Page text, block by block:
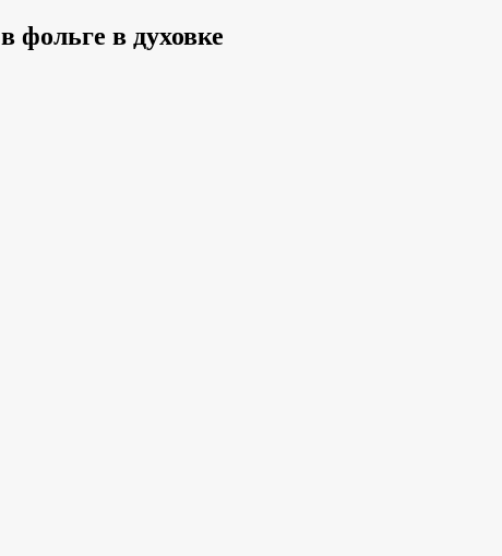
фольге в духовке